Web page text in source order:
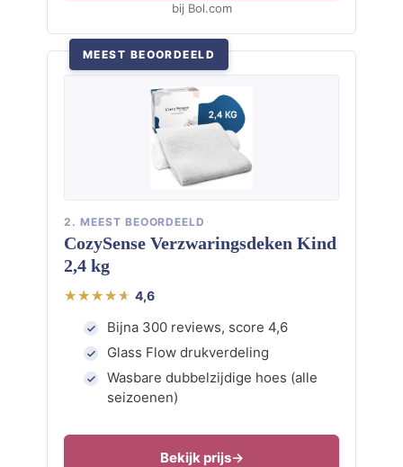
bij Bol.com
MEEST BEOORDEELD
2. MEEST BEOORDEELD
CozySense Verzwaringsdeken Kind
2,4 kg
4,6
Bijna 300 reviews, score 4,6
Glass Flow drukverdeling
Wasbare dubbelzijdige hoes (alle
seizoenen)
Bekijk prijs